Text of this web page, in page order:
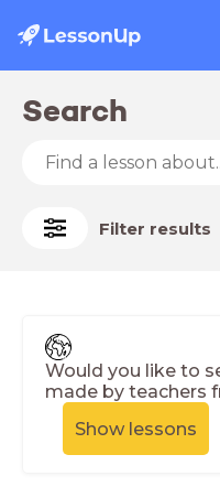
Search
Filter results
Would you like to
made by teachers
Show lessons